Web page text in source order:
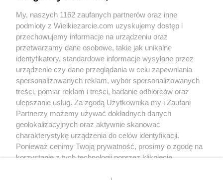
My, naszych 1162 zaufanych partnerów oraz inne
podmioty z Wielkiezarcie.com uzyskujemy dostęp i
przechowujemy informacje na urządzeniu oraz
przetwarzamy dane osobowe, takie jak unikalne
identyfikatory, standardowe informacje wysyłane przez
urządzenie czy dane przeglądania w celu zapewniania
spersonalizowanych reklam, wybór spersonalizowanych
treści, pomiar reklam i treści, badanie odbiorców oraz
ulepszanie usług. Za zgodą Użytkownika my i Zaufani
Partnerzy możemy używać dokładnych danych
geolokalizacyjnych oraz aktywnie skanować
charakterystykę urządzenia do celów identyfikacji.
Ponieważ cenimy Twoją prywatność, prosimy o zgodę na
korzystanie z tych technologii poprzez kliknięcie